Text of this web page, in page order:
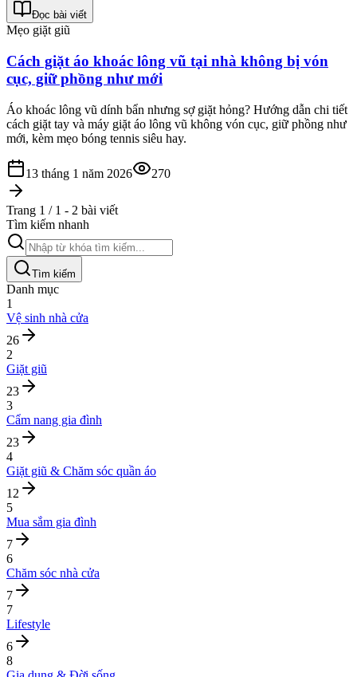
Đọc bài viết
Mẹo giặt giũ
Cách giặt áo khoác lông vũ tại nhà không bị vón
cục, giữ phồng như mới
Áo khoác lông vũ dính bẩn nhưng sợ giặt hỏng? Hướng dẫn chi tiết
cách giặt tay và máy giặt áo lông vũ không vón cục, giữ phồng như
mới, kèm mẹo bóng tennis siêu hay.
13 tháng 1 năm 2026 270
Trang 1 / 1 - 2 bài viết
Tìm kiếm nhanh
Tìm kiếm
Danh mục
1
Vệ sinh nhà cửa
26
2
Giặt giũ
23
3
Cẩm nang gia đình
23
4
Giặt giũ & Chăm sóc quần áo
12
5
Mua sắm gia đình
7
6
Chăm sóc nhà cửa
7
7
Lifestyle
6
8